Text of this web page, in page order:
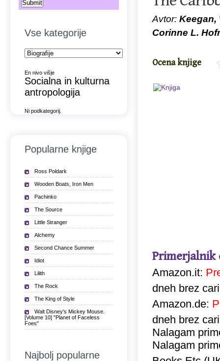
Avtor: Keegan,
Corinne L.
Ocena knjige
Primerjalnik
Amazon.it:
dneh brez
Amazon.de:
dneh brez
Nalagam
Nalagam
Vse kategorije
En nivo višje
Socialna in kulturna
antropologija
Ni podkategorij.
Popularne knjige
Ross Poldark
Wooden Boats, Iron Men
Pachinko
The Source
Little Stranger
Alchemy
Second Chance Summer
Idiot
Lilith
The Rock
The King of Style
Walt Disney's Mickey Mouse.
[Volume 10] "Planet of Faceless
Foes"
Najbolj popularne